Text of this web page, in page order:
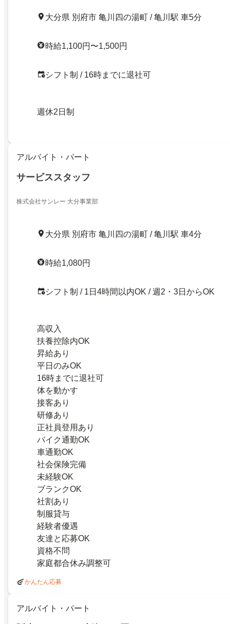
大分県 別府市 亀川四の湯町 / 亀川駅 車5分
時給1,100円〜1,500円
シフト制 / 16時までに退社可
週休2日制
アルバイト・パート
サービススタッフ
株式会社サンレー 大分事業部
大分県 別府市 亀川四の湯町 / 亀川駅 車4分
時給1,080円
シフト制 / 1日4時間以内OK / 週2・3日からOK
高収入
扶養控除内OK
昇給あり
平日のみOK
16時までに退社可
体を動かす
接客あり
研修あり
正社員登用あり
バイク通勤OK
車通勤OK
社会保険完備
未経験OK
ブランクOK
社割あり
制服貸与
経験者優遇
友達と応募OK
資格不問
家庭都合休み調整可
かんたん応募
アルバイト・パート